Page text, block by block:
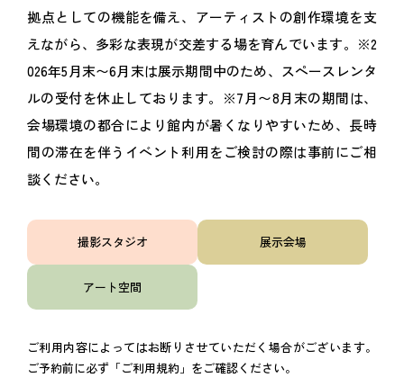
拠点としての機能を備え、アーティストの創作環境を支
えながら、多彩な表現が交差する場を育んでいます。※2
026年5月末〜6月末は展示期間中のため、スペースレンタ
ルの受付を休止しております。※7月〜8月末の期間は、
会場環境の都合により館内が暑くなりやすいため、長時
間の滞在を伴うイベント利用をご検討の際は事前にご相
談ください。
撮影スタジオ 展示会場
アート空間
ご利用内容によってはお断りさせていただく場合がございます。
ご予約前に必ず「ご利用規約」をご確認ください。